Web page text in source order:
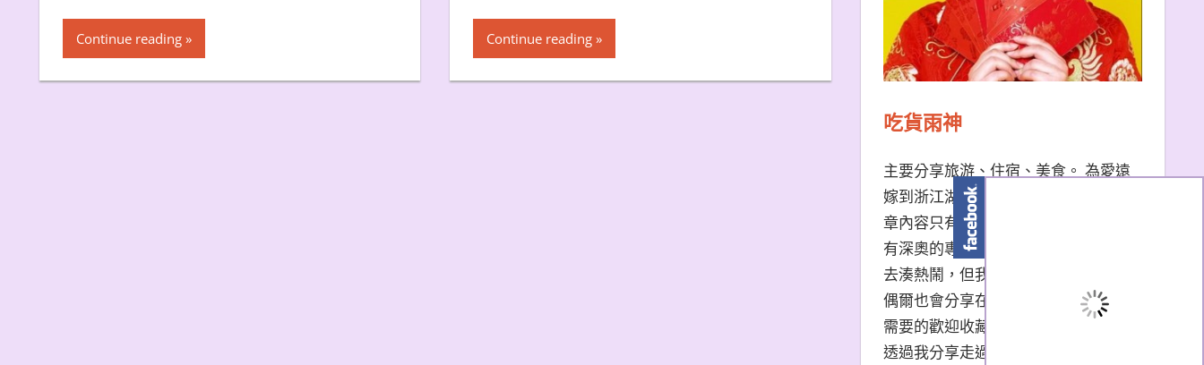
Continue reading Continue reading
吃貨雨神
主要分享旅游、住宿、美食。 為愛遠
嫁到浙江湖州的台南天秤座女子。 文
章內容只有非常口語易懂的描述，沒
有深奧的專有名詞。 熱門景點我也會
去湊熱鬧，但我更愛冷門小眾景點。
偶爾也會分享在大陸生活的小撇步，
需要的歡迎收藏文章。 希望大家能夠
透過我分享走過的旅遊景點和品嚐過